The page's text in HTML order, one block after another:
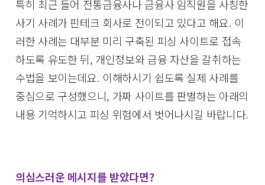
특히 최근 들어 전통금융사나 금융사 임직원을 사칭한
사기 사례가 핀테크 회사로 전이되고 있다고 해요. 이
러한 사례는 대부분 미리 구축된 피싱 사이트로 접속
하도록 유도한 뒤, 개인정보와 금융 자산을 갈취하는
수법을 보이는데요. 이해하시기 쉽도록 실제 사례를
중심으로 구성했으니, 가짜 사이트를 판별하는 아래의
내용 기억하시고 피싱 위험에서 벗어나시길 바랍니다.
의심스러운 메시지를 받았다면?